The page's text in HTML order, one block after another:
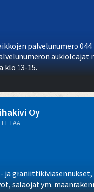
palvelunumero 044
aukioloajat
klo 13-15.
Oy
ja graniittikiviasennukset,
salaojat ym.